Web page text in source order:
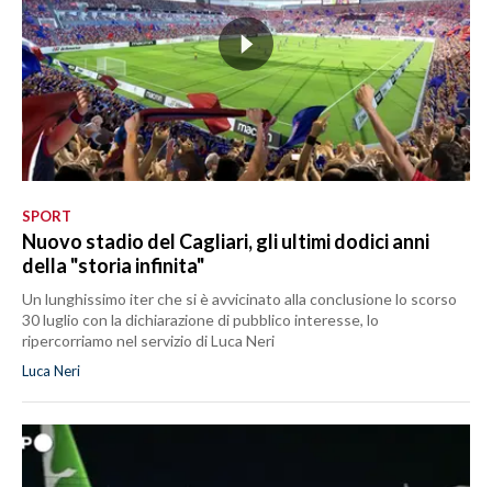
SPORT
Nuovo stadio del Cagliari, gli ultimi dodici anni
della "storia infinita"
Un lunghissimo iter che si è avvicinato alla conclusione lo scorso
30 luglio con la dichiarazione di pubblico interesse, lo
ripercorriamo nel servizio di Luca Neri
Luca Neri